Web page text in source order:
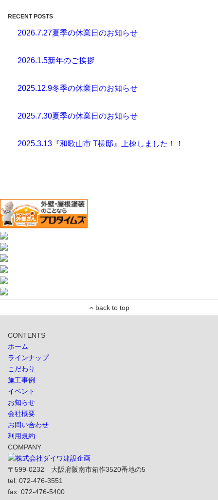
RECENT POSTS
2026.7.27夏季の休業日のお知らせ
2026.1.5新年のご挨拶
2025.12.9冬季の休業日のお知らせ
2025.7.30夏季の休業日のお知らせ
2025.3.13 『和歌山市 T様邸』上棟しました！！
CONTENTS
ホーム
ラインナップ
こだわり
施工事例
イベント
お知らせ
会社概要
お問い合わせ
利用規約
COMPANY
〒599-0232 大阪府阪南市箱作3520番地の5
tel: 072-476-3551
fax: 072-476-5400